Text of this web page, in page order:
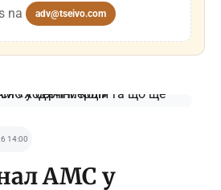
na
adv@tseivo.com
14:00
AMC у